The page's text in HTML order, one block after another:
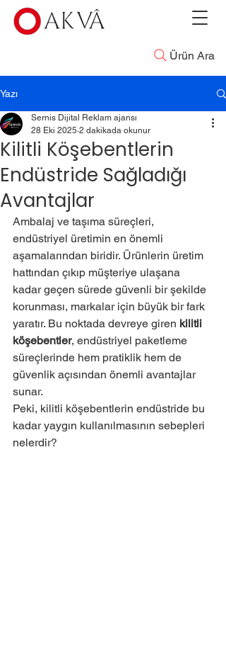
Ürün Ara
Yazı
Kilitli Köşebentlerin
Endüstride Sağladığı
Avantajlar
Sernis Dijital Reklam ajansı
28 Eki 2025 2 dakikada okunur
Ambalaj ve taşıma süreçleri,
endüstriyel üretimin en önemli
aşamalarından biridir. Ürünlerin üretim
hattından çıkıp müşteriye ulaşana
kadar geçen sürede güvenli bir şekilde
korunması, markalar için büyük bir fark
yaratır. Bu noktada devreye giren kilitli
köşebentler, endüstriyel paketleme
süreçlerinde hem pratiklik hem de
güvenlik açısından önemli avantajlar
sunar.
Peki, kilitli köşebentlerin endüstride bu
kadar yaygın kullanılmasının sebepleri
nelerdir?